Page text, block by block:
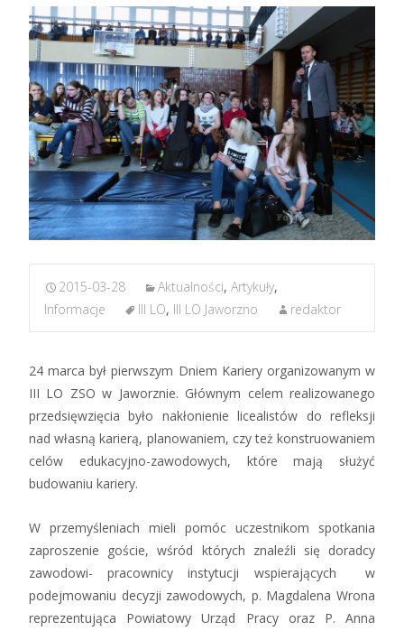
2015-03-28 Aktualności, Artykuły,
Informacje
III LO, III LO Jaworzno redaktor
24 marca był pierwszym Dniem Kariery organizowanym w
III LO ZSO w Jaworznie. Głównym celem realizowanego
przedsięwzięcia było nakłonienie licealistów do refleksji
nad własną karierą, planowaniem, czy też konstruowaniem
celów edukacyjno-zawodowych, które mają służyć
budowaniu kariery.
W przemyśleniach mieli pomóc uczestnikom spotkania
zaproszenie goście, wśród których znaleźli się doradcy
zawodowi- pracownicy instytucji wspierających w
podejmowaniu decyzji zawodowych, p. Magdalena Wrona
reprezentująca Powiatowy Urząd Pracy oraz P. Anna